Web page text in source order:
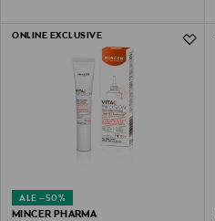
ALE –50%
ONLINE EXCLUSIVE
MINCER PHARMA